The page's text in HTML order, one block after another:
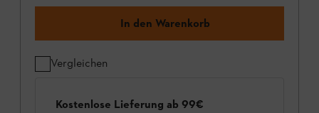
In den Warenkorb
Vergleichen
Kostenlose Lieferung ab 99€